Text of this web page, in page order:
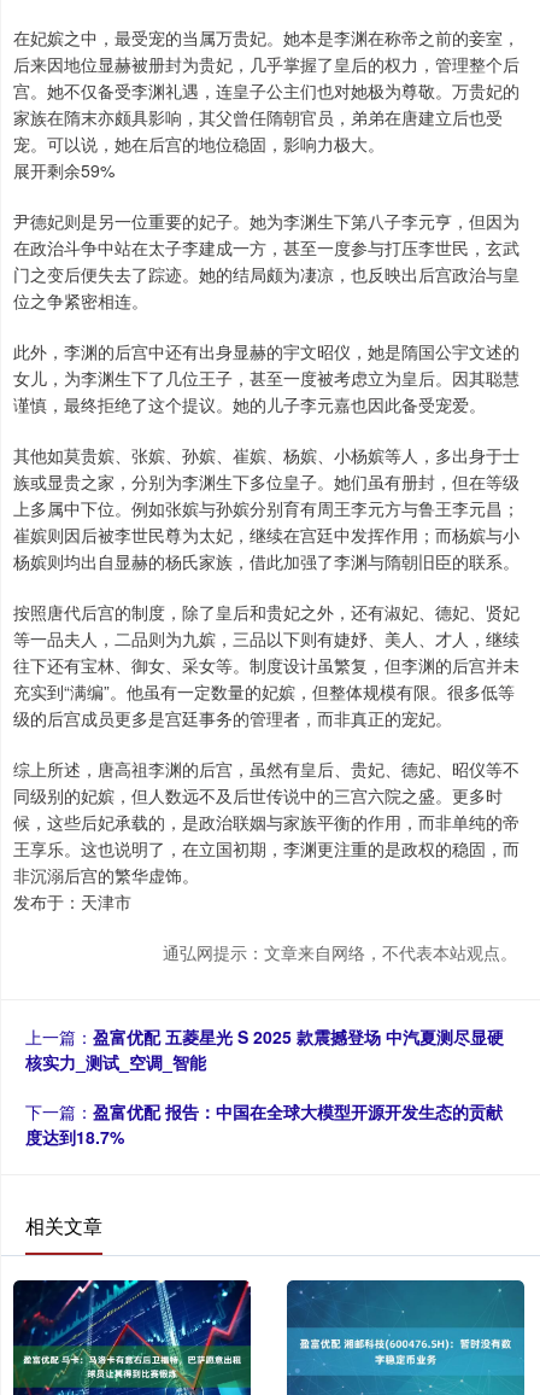
在妃嫔之中，最受宠的当属万贵妃。她本是李渊在称帝之前的妾室，
后来因地位显赫被册封为贵妃，几乎掌握了皇后的权力，管理整个后
宫。她不仅备受李渊礼遇，连皇子公主们也对她极为尊敬。万贵妃的
家族在隋末亦颇具影响，其父曾任隋朝官员，弟弟在唐建立后也受
宠。可以说，她在后宫的地位稳固，影响力极大。
展开剩余59%
尹德妃则是另一位重要的妃子。她为李渊生下第八子李元亨，但因为
在政治斗争中站在太子李建成一方，甚至一度参与打压李世民，玄武
门之变后便失去了踪迹。她的结局颇为凄凉，也反映出后宫政治与皇
位之争紧密相连。
此外，李渊的后宫中还有出身显赫的宇文昭仪，她是隋国公宇文述的
女儿，为李渊生下了几位王子，甚至一度被考虑立为皇后。因其聪慧
谨慎，最终拒绝了这个提议。她的儿子李元嘉也因此备受宠爱。
其他如莫贵嫔、张嫔、孙嫔、崔嫔、杨嫔、小杨嫔等人，多出身于士
族或显贵之家，分别为李渊生下多位皇子。她们虽有册封，但在等级
上多属中下位。例如张嫔与孙嫔分别育有周王李元方与鲁王李元昌；
崔嫔则因后被李世民尊为太妃，继续在宫廷中发挥作用；而杨嫔与小
杨嫔则均出自显赫的杨氏家族，借此加强了李渊与隋朝旧臣的联系。
按照唐代后宫的制度，除了皇后和贵妃之外，还有淑妃、德妃、贤妃
等一品夫人，二品则为九嫔，三品以下则有婕妤、美人、才人，继续
往下还有宝林、御女、采女等。制度设计虽繁复，但李渊的后宫并未
充实到“满编”。他虽有一定数量的妃嫔，但整体规模有限。很多低等
级的后宫成员更多是宫廷事务的管理者，而非真正的宠妃。
综上所述，唐高祖李渊的后宫，虽然有皇后、贵妃、德妃、昭仪等不
同级别的妃嫔，但人数远不及后世传说中的三宫六院之盛。更多时
候，这些后妃承载的，是政治联姻与家族平衡的作用，而非单纯的帝
王享乐。这也说明了，在立国初期，李渊更注重的是政权的稳固，而
非沉溺后宫的繁华虚饰。
发布于：天津市
通弘网提示：文章来自网络，不代表本站观点。
上一篇： 盈富优配 五菱星光 S 2025 款震撼登场 中汽夏测尽显硬
核实力_测试_空调_智能
下一篇： 盈富优配 报告：中国在全球大模型开源开发生态的贡献
度达到18.7%
相关文章